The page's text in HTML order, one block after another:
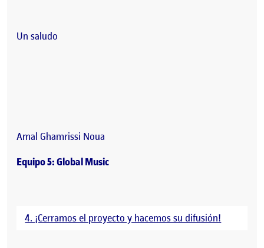
Un saludo
Amal Ghamrissi Noua
Equipo 5: Global Music
4. ¡Cerramos el proyecto y hacemos su difusión!